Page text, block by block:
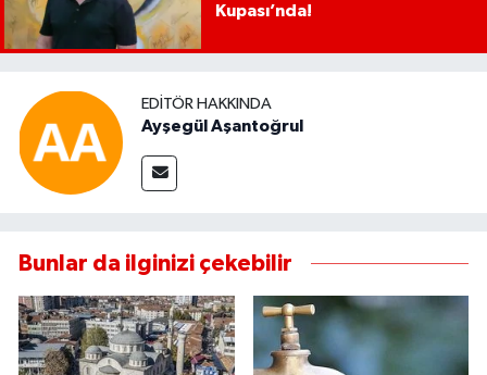
Kupası’nda!
EDITÖR HAKKINDA
Ayşegül Aşantoğrul
Bunlar da ilginizi çekebilir